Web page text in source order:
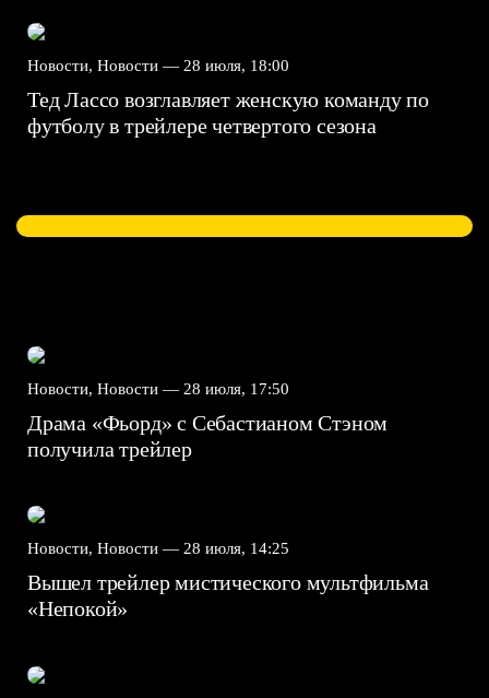
Новости, Новости — 28 июля, 18:00
Тед Лассо возглавляет женскую команду по
футболу в трейлере четвертого сезона
Новости, Новости — 28 июля, 17:50
Драма «Фьорд» с Себастианом Стэном
получила трейлер
Новости, Новости — 28 июля, 14:25
Вышел трейлер мистического мультфильма
«Непокой»